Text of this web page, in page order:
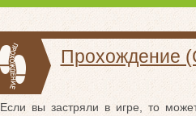
Прохождение
Если вы застряли в игре, то